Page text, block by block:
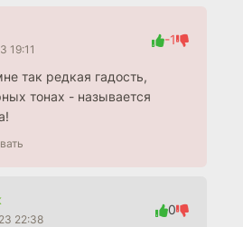
19:11
-1
так редкая гадость,
тонах - называется
22:38
0